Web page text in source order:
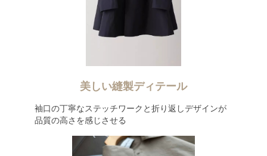
美しい縫製ディテール
袖口の丁寧なステッチワークと折り返しデザインが
品質の高さを感じさせる